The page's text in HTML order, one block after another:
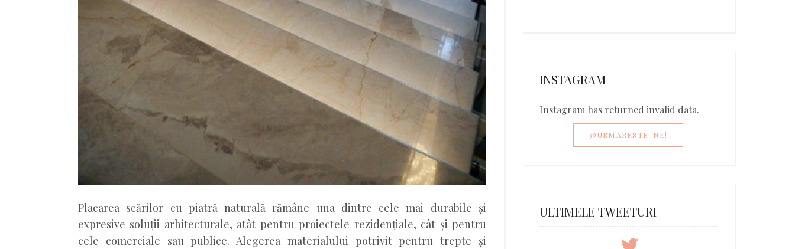
Placarea scărilor cu piatră naturală rămâne una dintre cele mai durabile și
expresive soluții arhitecturale, atât pentru proiectele rezidențiale, cât și pentru
cele comerciale sau publice. Alegerea materialului potrivit pentru trepte și
INSTAGRAM
Instagram has returned invalid data.
@URMARESTE-NE!
ULTIMELE TWEETURI